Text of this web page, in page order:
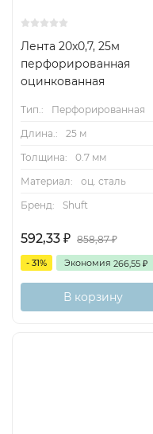
Лента 20x0,7, 25м
перфорированная
оцинкованная
Тип.:
Перфорированная
Длина.:
25 м
Толщина:
0.7 мм
Материал:
оц. сталь
Бренд:
Shuft
592,33 ₽ 858,87₽
- 31% Экономия 266,55 ₽
В корзину